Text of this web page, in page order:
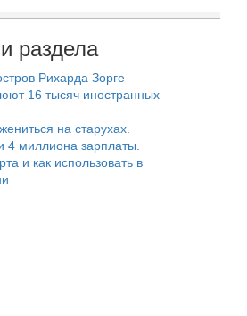
раздела
Рихарда Зорге
16 тысяч иностранных
на старухах.
4 миллиона зарплаты.
и как использовать в